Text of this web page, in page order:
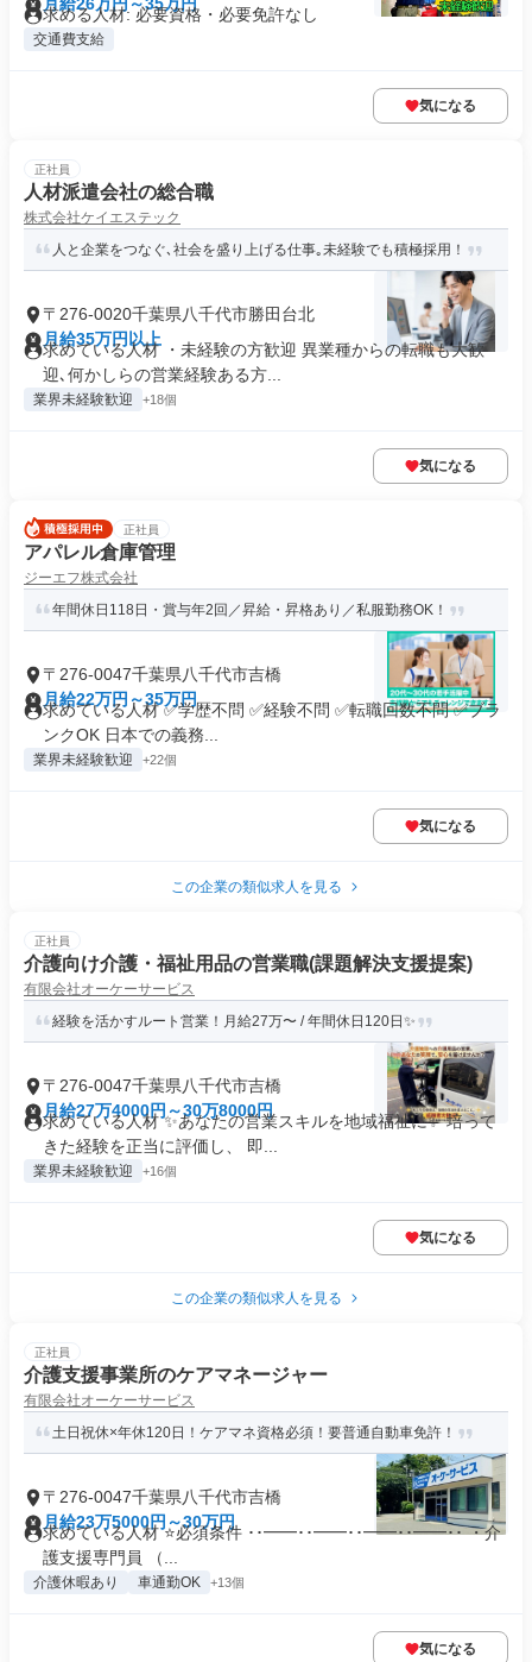
求める人材: 必要資格・必要免許なし
交通費支給
気になる
正社員
人材派遣会社の総合職
株式会社ケイエステック
人と企業をつなぐ､社会を盛り上げる仕事｡未経験でも積極採用！
〒276-0020千葉県八千代市勝田台北
月給35万円以上
求めている人材 ・未経験の方歓迎 異業種からの転職も大歓
迎､何かしらの営業経験ある方...
業界未経験歓迎 +18個
気になる
正社員
アパレル倉庫管理
ジーエフ株式会社
年間休日118日・賞与年2回／昇給・昇格あり／私服勤務OK！
〒276-0047千葉県八千代市吉橋
月給22万円～35万円
求めている人材 ✅学歴不問 ✅経験不問 ✅転職回数不問 ✅ブラ
ンクOK 日本での義務...
業界未経験歓迎 +22個
気になる
この企業の類似求人を見る
正社員
介護向け介護・福祉用品の営業職(課題解決支援提案)
有限会社オーケーサービス
経験を活かすルート営業！月給27万〜 / 年間休日120日✨
〒276-0047千葉県八千代市吉橋
月給27万4000円～30万8000円
求めている人材 ✨あなたの営業スキルを地域福祉に✨ 培って
きた経験を正当に評価し、 即...
業界未経験歓迎 +16個
気になる
この企業の類似求人を見る
正社員
介護支援事業所のケアマネージャー
有限会社オーケーサービス
土日祝休×年休120日！ケアマネ資格必須！要普通自動車免許！
〒276-0047千葉県八千代市吉橋
月給23万5000円～30万円
求めている人材 ⭐必須条件 ･･━━･･━━･･━━･･━━･･ ・介
護支援専門員 （...
介護休暇あり 車通勤OK +13個
気になる